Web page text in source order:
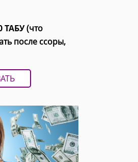
ТАБУ(что
после ссоры,